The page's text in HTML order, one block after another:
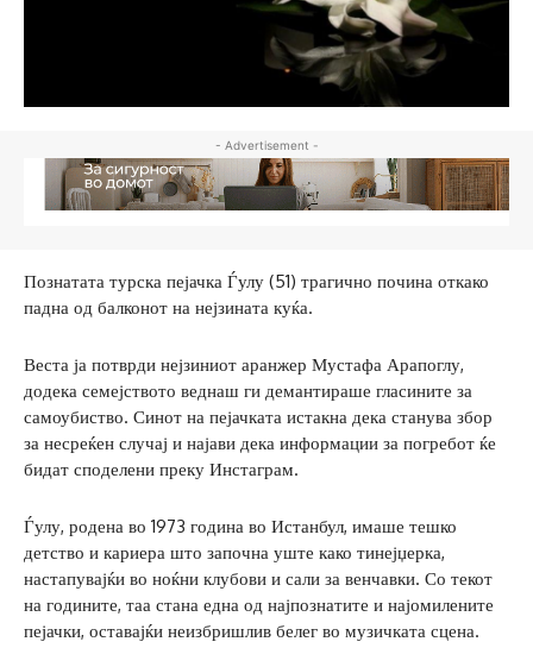
- Advertisement -
Познатата турска пејачка Ѓулу (51) трагично почина откако
падна од балконот на нејзината куќа.
Веста ја потврди нејзиниот аранжер Мустафа Арапоглу,
додека семејството веднаш ги демантираше гласините за
самоубиство. Синот на пејачката истакна дека станува збор
за несреќен случај и најави дека информации за погребот ќе
бидат споделени преку Инстаграм.
Ѓулу, родена во 1973 година во Истанбул, имаше тешко
детство и кариера што започна уште како тинејџерка,
настапувајќи во ноќни клубови и сали за венчавки. Со текот
на годините, таа стана една од најпознатите и најомилените
пејачки, оставајќи неизбришлив белег во музичката сцена.